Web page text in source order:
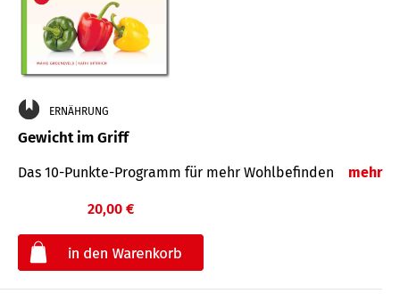
ERNÄHRUNG
Gewicht im Griff
Das 10-Punkte-Programm für mehr Wohlbefinden mehr
20,00 €